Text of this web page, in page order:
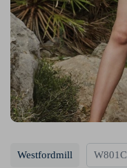
Westfordmill W801C